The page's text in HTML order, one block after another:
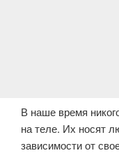
В наше время
на теле. Их носят
зависимости от